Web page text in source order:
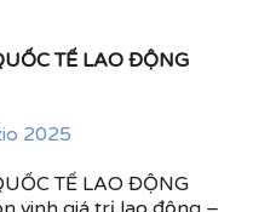
TẾ LAO ĐỘNG
2025
TẾ LAO ĐỘNG